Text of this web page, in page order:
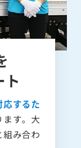
するた
ます。大
み合わ